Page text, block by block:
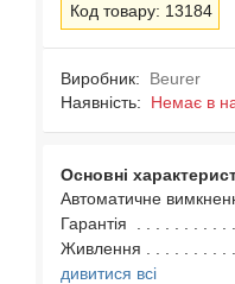
Код товару: 13184
Виробник:
Beurer
Наявність: Немає в
Основні
Автоматичне
Гарантія
Живлення
дивитися всі